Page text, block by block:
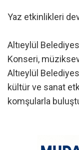
Yaz etkinlikleri
Altıeylül
Konseri,
Altıeylül
kültür ve sanat
komşularla